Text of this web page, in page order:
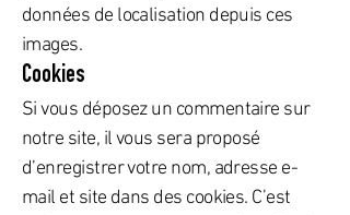
données de localisation depuis ces
images.
Cookies
Si vous déposez un commentaire sur
notre site, il vous sera proposé
d’enregistrer votre nom, adresse e-
mail et site dans des cookies. C’est